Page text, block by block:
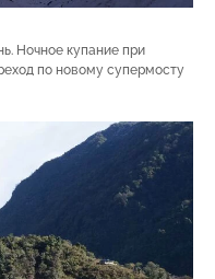
Ночное купание при
по новому супермосту